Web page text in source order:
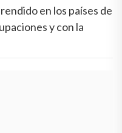
en los países de
y con la